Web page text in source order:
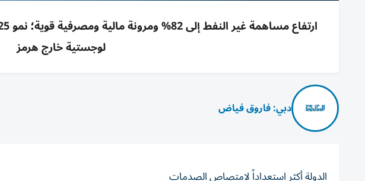
لوجستية خارج هرمز
دبي: فاروق فياض
الدولة أكثر استعداداً لامتصاص الصدمات